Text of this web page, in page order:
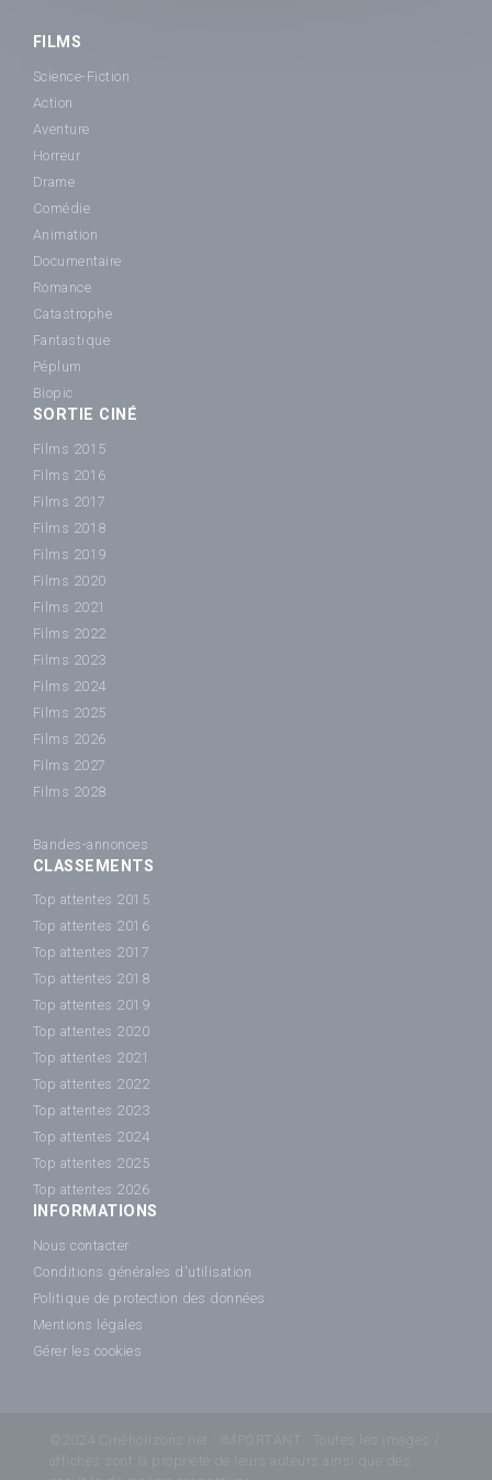
FILMS
Science-Fiction
Action
Aventure
Horreur
Drame
Comédie
Animation
Documentaire
Romance
Catastrophe
Fantastique
Péplum
Biopic
SORTIE CINÉ
Films 2015
Films 2016
Films 2017
Films 2018
Films 2019
Films 2020
Films 2021
Films 2022
Films 2023
Films 2024
Films 2025
Films 2026
Films 2027
Films 2028
Bandes-annonces
CLASSEMENTS
Top attentes 2015
Top attentes 2016
Top attentes 2017
Top attentes 2018
Top attentes 2019
Top attentes 2020
Top attentes 2021
Top attentes 2022
Top attentes 2023
Top attentes 2024
Top attentes 2025
Top attentes 2026
INFORMATIONS
Nous contacter
Conditions générales d'utilisation
Politique de protection des données
Mentions légales
Gérer les cookies